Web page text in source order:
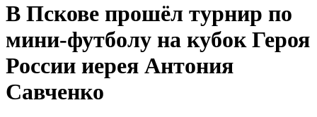
В Пскове прошёл турнир по
мини-футболу на кубок Героя
России иерея Антония
Савченко